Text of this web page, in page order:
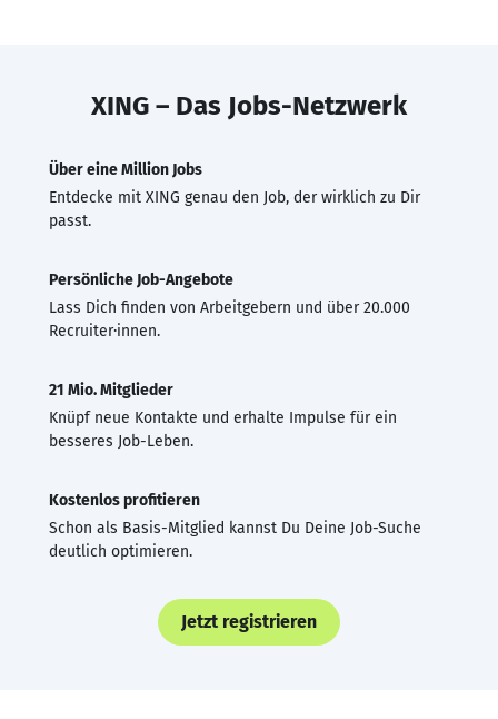
XING – Das Jobs-Netzwerk
Über eine Million Jobs
Entdecke mit XING genau den Job, der wirklich zu Dir
passt.
Persönliche Job-Angebote
Lass Dich finden von Arbeitgebern und über 20.000
Recruiter·innen.
21 Mio. Mitglieder
Knüpf neue Kontakte und erhalte Impulse für ein
besseres Job-Leben.
Kostenlos profitieren
Schon als Basis-Mitglied kannst Du Deine Job-Suche
deutlich optimieren.
Jetzt registrieren